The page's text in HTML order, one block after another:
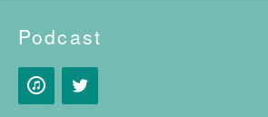
Podcast